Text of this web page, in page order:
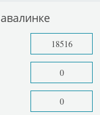
18516
0
0